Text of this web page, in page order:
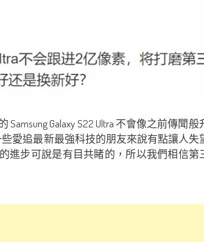
Galaxy S22 Ultra 不會像之前傳聞
追最新最強科技的朋友來說有點讓人失望
步可說是有目共睹的，所以我們相信第